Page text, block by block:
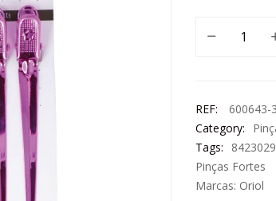
REF:
600643-
Category:
Tags:
Pinças Fortes
Marcas: Oriol